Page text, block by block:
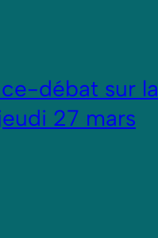
débat sur la
27 mars